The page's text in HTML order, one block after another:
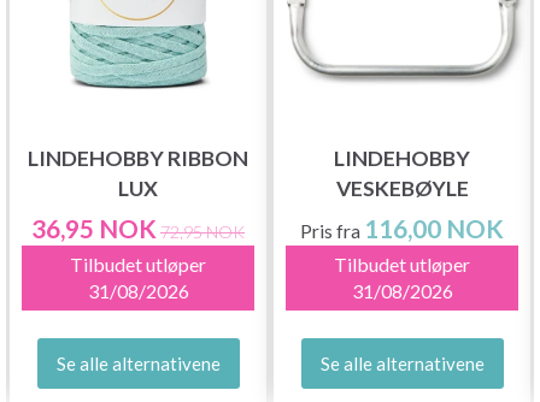
LINDEHOBBY RIBBON
LUX
36,95 NOK 72,95 NOK
Tilbudet utløper
31/08/2026
Se alle alternativene
LINDEHOBBY
VESKEBØYLE
Pris fra 116,00 NOK
Tilbudet utløper
31/08/2026
Se alle alternativene